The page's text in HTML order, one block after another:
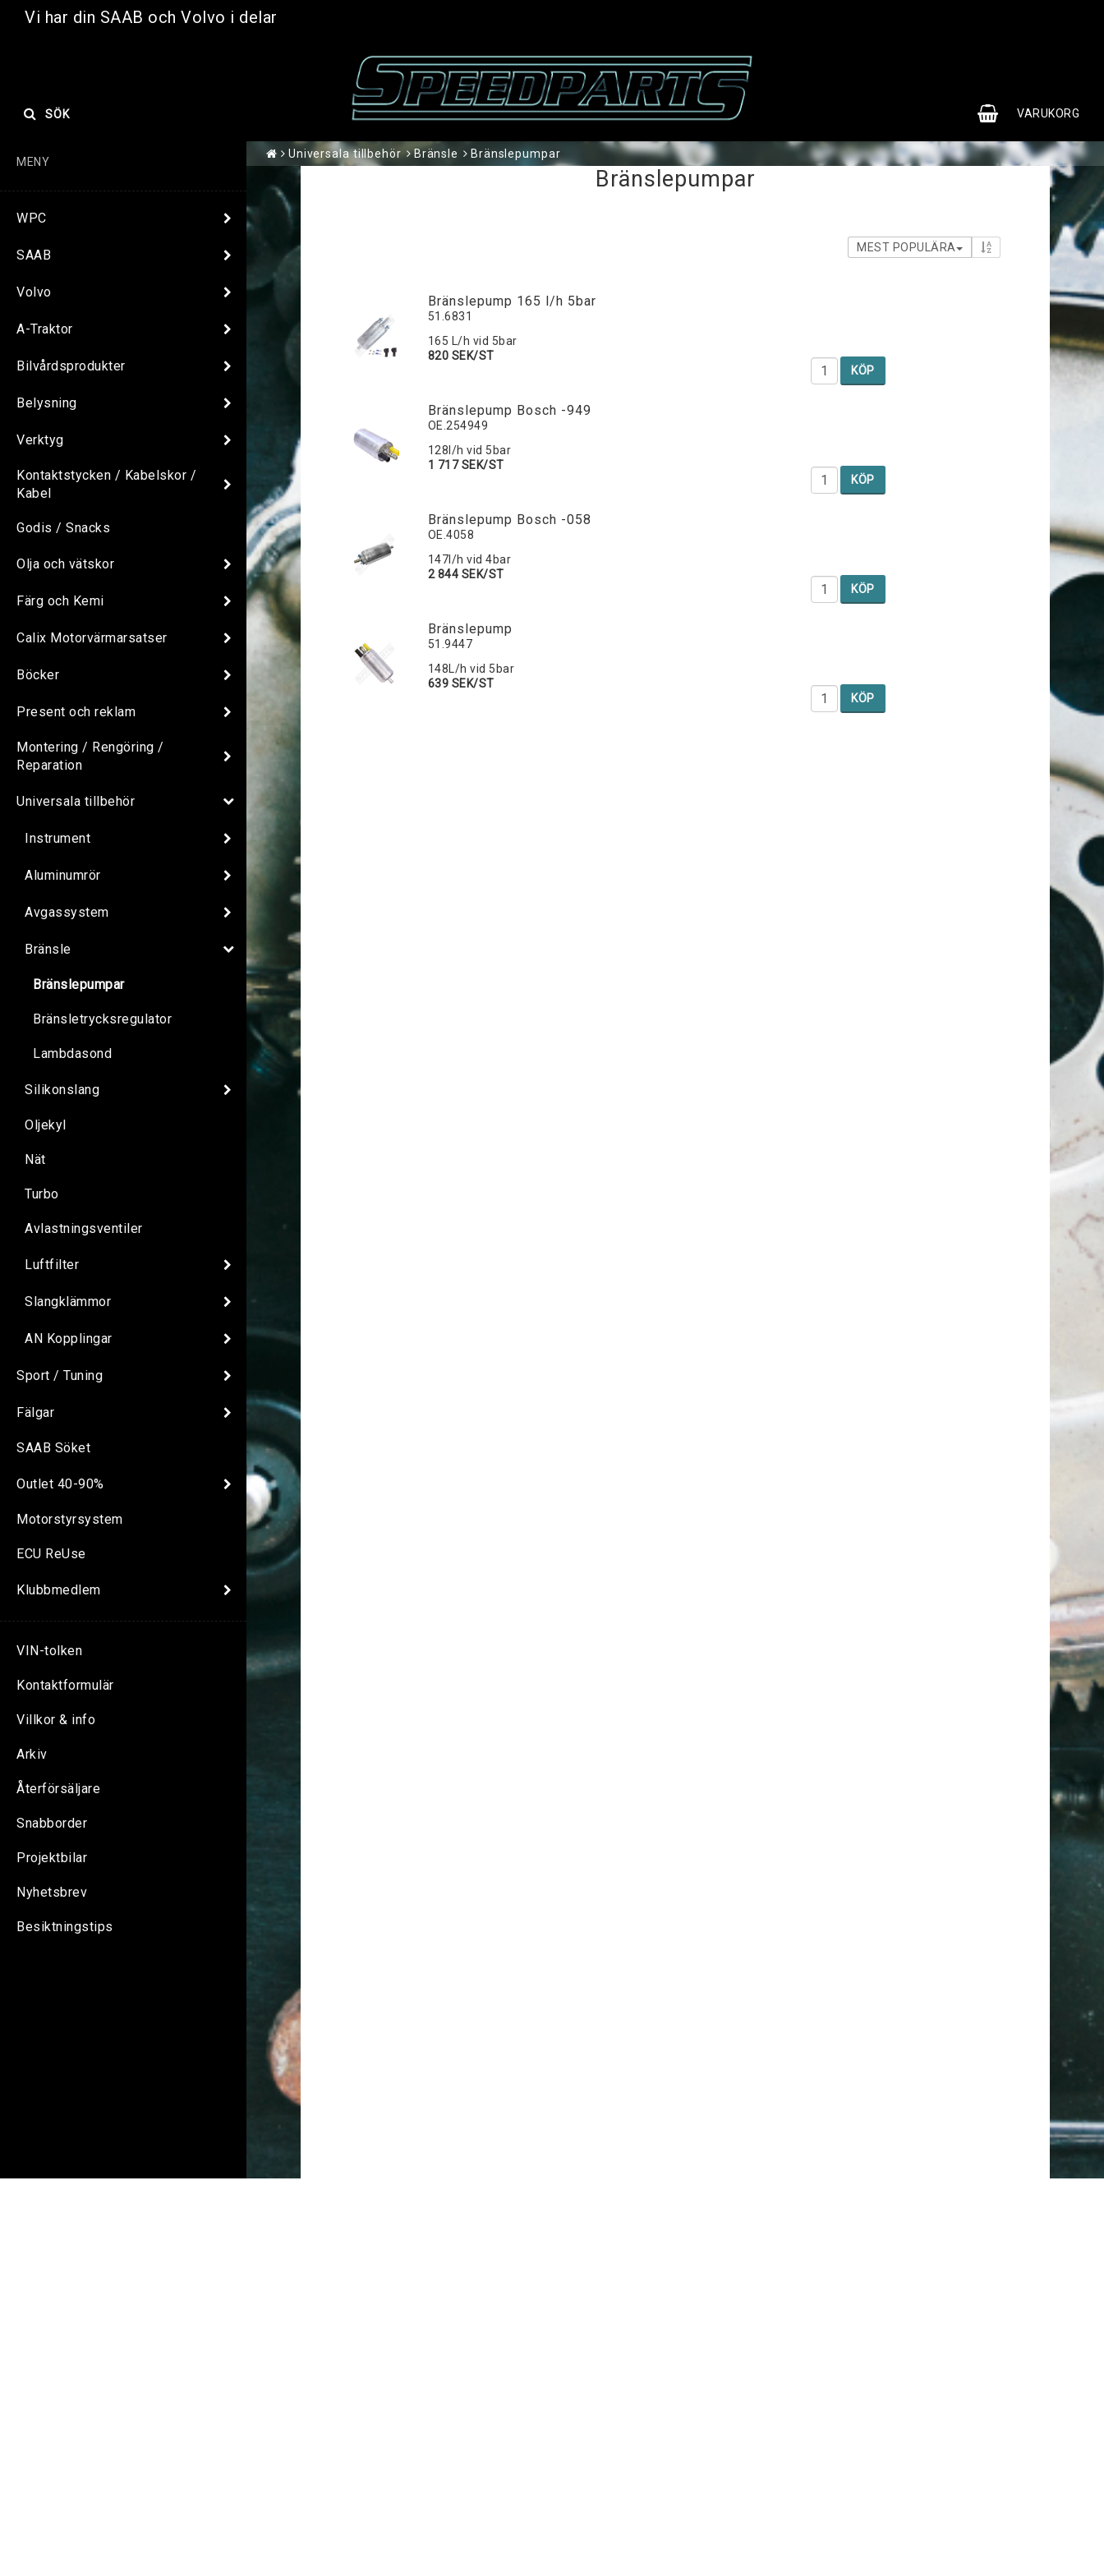
Vi har din SAAB och Volvo i delar
VARUKORG
SÖK
MENY
WPC
SAAB
Volvo
A-Traktor
Bilvårdsprodukter
Belysning
Verktyg
Kontaktstycken / Kabelskor /
Kabel
Godis / Snacks
Olja och vätskor
Färg och Kemi
Calix Motorvärmarsatser
Böcker
Present och reklam
Montering / Rengöring /
Reparation
Universala tillbehör
Instrument
Aluminumrör
Avgassystem
Bränsle
Bränslepumpar
Bränsletrycksregulator
Lambdasond
Silikonslang
Oljekyl
Nät
Turbo
Avlastningsventiler
Luftfilter
Slangklämmor
AN Kopplingar
Sport / Tuning
Fälgar
SAAB Söket
Outlet 40-90%
Motorstyrsystem
ECU ReUse
Klubbmedlem
VIN-tolken
Kontaktformulär
Villkor & info
Arkiv
Återförsäljare
Snabborder
Projektbilar
Nyhetsbrev
Besiktningstips
Universala tillbehör Bränsle Bränslepumpar
Bränslepumpar
MEST POPULÄRA
Bränslepump 165 l/h 5bar
51.6831
165 L/h vid 5bar
820 SEK/ST
KÖP
Bränslepump Bosch -949
OE.254949
128l/h vid 5bar
1 717 SEK/ST
KÖP
Bränslepump Bosch -058
OE.4058
147l/h vid 4bar
2 844 SEK/ST
KÖP
Bränslepump
51.9447
148L/h vid 5bar
639 SEK/ST
KÖP